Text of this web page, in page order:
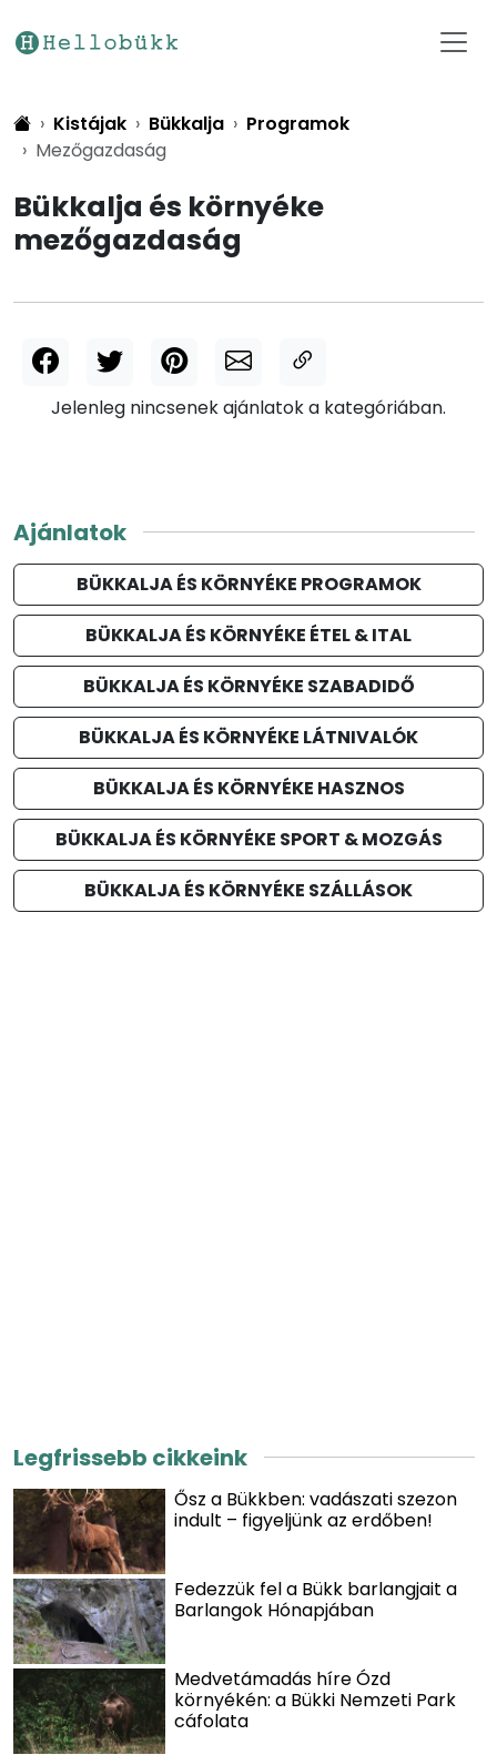
Kistájak Bükkalja
Programok
Mezőgazdaság
Bükkalja és környéke
mezőgazdaság
Jelenleg nincsenek ajánlatok a kategóriában.
Ajánlatok
BÜKKALJA ÉS KÖRNYÉKE PROGRAMOK
BÜKKALJA ÉS KÖRNYÉKE ÉTEL & ITAL
BÜKKALJA ÉS KÖRNYÉKE SZABADIDŐ
BÜKKALJA ÉS KÖRNYÉKE LÁTNIVALÓK
BÜKKALJA ÉS KÖRNYÉKE HASZNOS
BÜKKALJA ÉS KÖRNYÉKE SPORT & MOZGÁS
BÜKKALJA ÉS KÖRNYÉKE SZÁLLÁSOK
Legfrissebb cikkeink
Ősz a Bükkben: vadászati szezon
indult – figyeljünk az erdőben!
Fedezzük fel a Bükk barlangjait a
Barlangok Hónapjában
Medvetámadás híre Ózd
környékén: a Bükki Nemzeti Park
cáfolata